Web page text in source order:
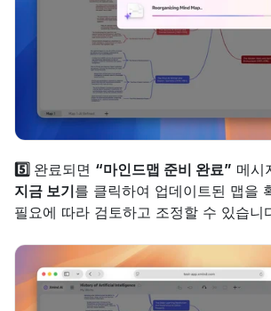
5️⃣ 완료되면 “마인드맵 준비 완료”
지금 보기를 클릭하여 업데이트된 맵을
필요에 따라 검토하고 조정할 수 있습니